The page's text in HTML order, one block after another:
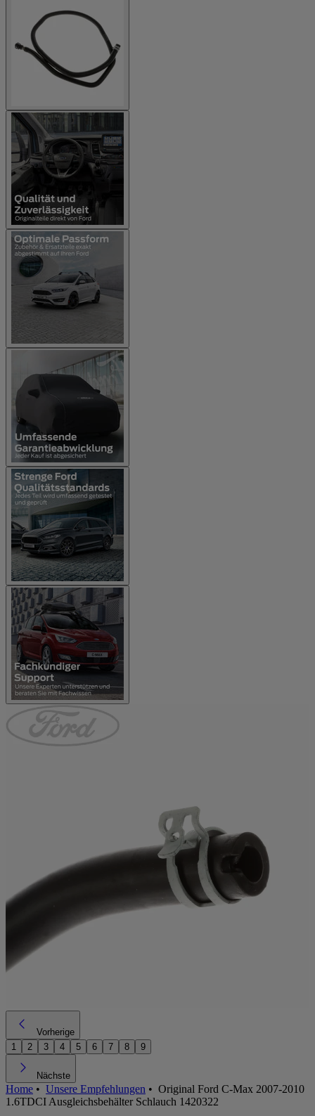
Vorherige
1
2 3 4 5 6 7 8 9
Nächste
Home • Unsere Empfehlungen • Original Ford C-Max 2007-2010
1.6TDCI Ausgleichsbehälter Schlauch 1420322
Informationen zur Verarbeitung Ihrer personenbezogenen
der Anmeldung für 60 Tage gültig und ist
Geschäftsbedingungen. Das Angebot ist ausschließlich im
Ford Onlineshop (shop.ford.de) gültig. Keine Barauszahlung